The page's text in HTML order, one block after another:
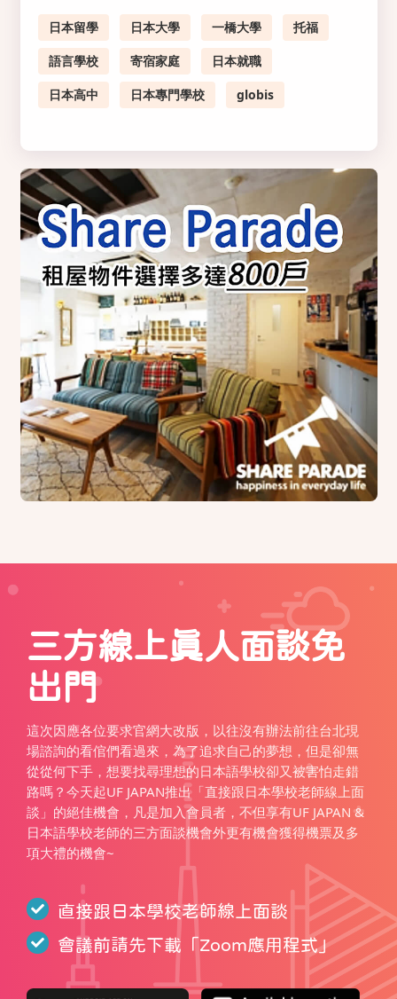
日本留學 日本大學 一橋大學
托福
語言學校
寄宿家庭
日本就職
日本高中
日本專門學校 globis
三方線上真人面談免
出門
這次因應各位要求官網大改版，以往沒有辦法前往台北現
場諮詢的看倌們看過來，為了追求自己的夢想，但是卻無
從從何下手，想要找尋理想的日本語學校卻又被害怕走錯
路嗎？今天起UF JAPAN推出「直接跟日本學校老師線上面
談」的絕佳機會，凡是加入會員者，不但享有UF JAPAN &
日本語學校老師的三方面談機會外更有機會獲得機票及多
項大禮的機會~
直接跟日本學校老師線上面談
會議前請先下載「Zoom應用程式」